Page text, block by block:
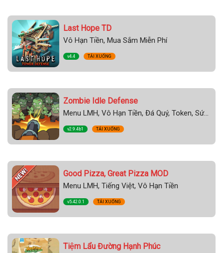
Last Hope TD
Vô Hạn Tiền, Mua Sắm Miễn Phí
v4.4 TẢI XUỐNG
Zombie Idle Defense
Menu LMH, Vô Hạn Tiền, Đá Quý, Token, Sức chịu đựng, VIP
v2.9.4b1 TẢI XUỐNG
Good Pizza, Great Pizza MOD
Menu LMH, Tiếng Việt, Vô Hạn Tiền
v5.42.0.1 TẢI XUỐNG
Tiệm Lẩu Đường Hạnh Phúc